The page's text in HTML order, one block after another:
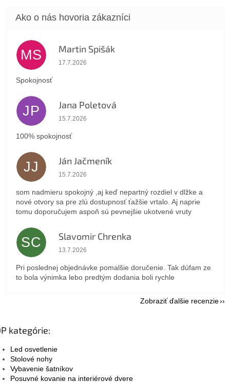
MS Martin Spišák
Hodnotenie obchodu je 5 z 5 hviezdičiek.
17.7.2026
Spokojnosť
JP Jana Poletová
Hodnotenie obchodu je 5 z 5 hviezdičiek.
15.7.2026
100% spokojnosť
JJ Ján Jačmeník
Hodnotenie obchodu je 5 z 5 hviezdičiek.
15.7.2026
som nadmieru spokojný ,aj keď nepartný rozdiel v dlžke a
nové otvory sa pre zlú dostupnosť ťažšie vrtalo. Aj naprie
tomu doporučujem aspoň sú pevnejšie ukotvené vruty
SC Slavomir Chrenka
Hodnotenie obchodu je 5 z 5 hviezdičiek.
13.7.2026
Pri poslednej objednávke pomalšie doručenie. Tak dúfam ze
to bola výnimka lebo predtým dodania boli rychle
Zobraziť ďalšie recenzie
kategórie:
Led osvetlenie
Stolové nohy
Vybavenie šatníkov
Posuvné kovanie na interiérové dvere